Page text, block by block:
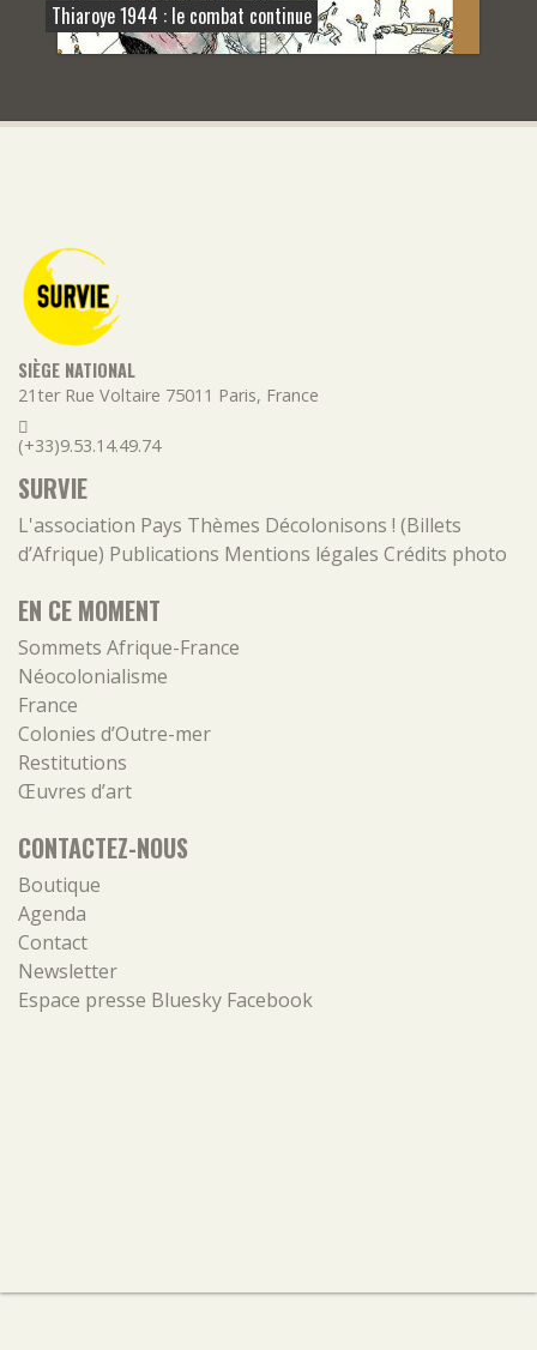
Thiaroye 1944 : le combat continue
SIÈGE NATIONAL
21ter Rue Voltaire 75011 Paris, France
(+33)9.53.14.49.74
SURVIE
L'association Pays Thèmes Décolonisons ! (Billets
d’Afrique) Publications Mentions légales Crédits photo
EN CE MOMENT
Sommets Afrique-France
Néocolonialisme
France
Colonies d’Outre-mer
Restitutions
Œuvres d’art
CONTACTEZ-NOUS
Boutique
Agenda
Contact
Newsletter
Espace presse Bluesky Facebook